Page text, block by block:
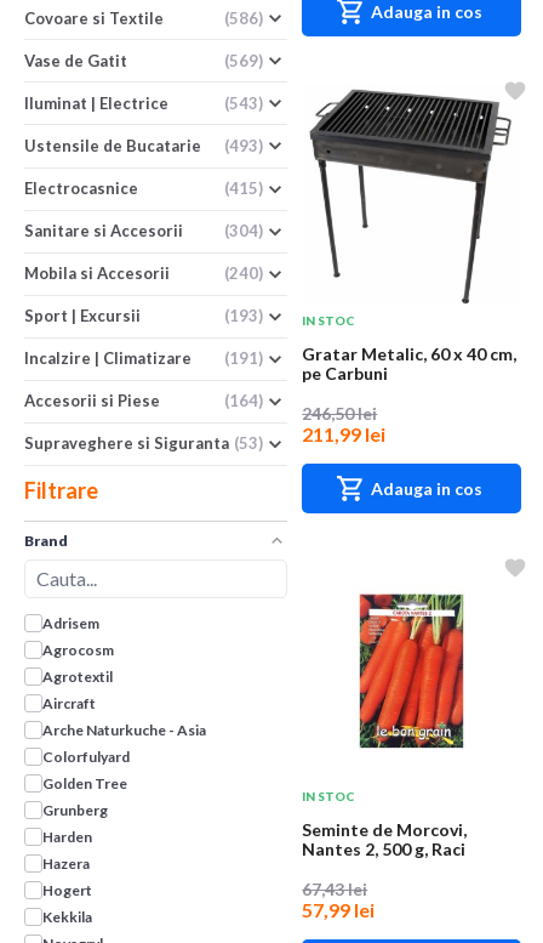
Covoare si Textile (586)
Vase de Gatit (569)
Iluminat | Electrice (543)
Ustensile de Bucatarie (493)
Electrocasnice (415)
Sanitare si Accesorii (304)
Mobila si Accesorii (240)
Sport | Excursii (193)
Incalzire | Climatizare (191)
Accesorii si Piese (164)
Supraveghere si Siguranta (53)
Filtrare
Brand
Adrisem
Agrocosm
Agrotextil
Aircraft
Arche Naturkuche - Asia
Colorfulyard
Golden Tree
Grunberg
Harden
Hazera
Hogert
Kekkila
Adauga in cos
IN STOC
Gratar Metalic, 60 x 40 cm,
pe Carbuni
246,50 lei
211,99 lei
Adauga in cos
IN STOC
Seminte de Morcovi,
Nantes 2, 500 g, Raci
67,43 lei
57,99 lei